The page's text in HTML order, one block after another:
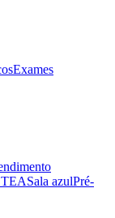
Exames
Sala azulPré-